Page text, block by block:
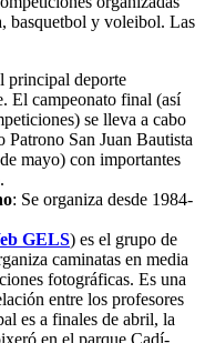
basquetbol y voleibol. Las
principal deporte
El campeonato final (así
se lleva a cabo
Patrono San Juan Bautista
mayo) con importantes
: Se organiza desde 1984-
GELS) es el grupo de
caminatas en media
fotográficas. Es una
entre los profesores
es a finales de abril, la